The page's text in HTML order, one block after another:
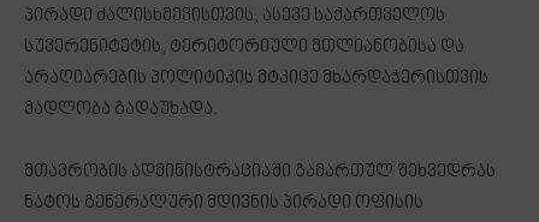
პირადი ძალისხმევისთვის, ასევე საქართველოს
სუვერენიტეტის, ტერიტორიული მთლიანობისა და
არაღიარების პოლიტიკის მტკიცე მხარდაჭერისთვის
მადლობა გადაუხადა.
მთავრობის ადმინისტრაციაში გამართულ შეხვედრას
ნატოს გენერალური მდივნის პირადი ოფისის